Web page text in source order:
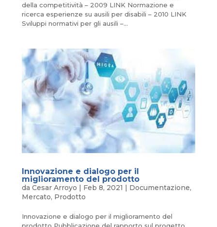
della competitività – 2009 LINK Normazione e
ricerca esperienze su ausili per disabili – 2010 LINK
Sviluppi normativi per gli ausili –...
Innovazione e dialogo per il
miglioramento del prodotto
da Cesar Arroyo | Feb 8, 2021 | Documentazione,
Mercato, Prodotto
Innovazione e dialogo per il miglioramento del